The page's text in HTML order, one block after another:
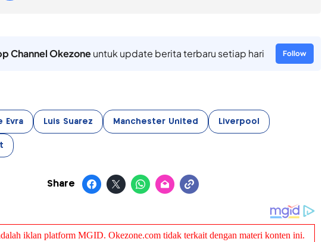
Channel Okezoneuntuk update berita terbaru setiap hari Follow
Evra Luis Suarez Manchester United Liverpool
Share